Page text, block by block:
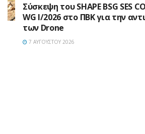
Σύσκεψη του SHAPE BSG SES
WG I/2026 στο ΠΒΚ για την
των Drone
7 ΑΥΓΟΎΣΤΟΥ 2026